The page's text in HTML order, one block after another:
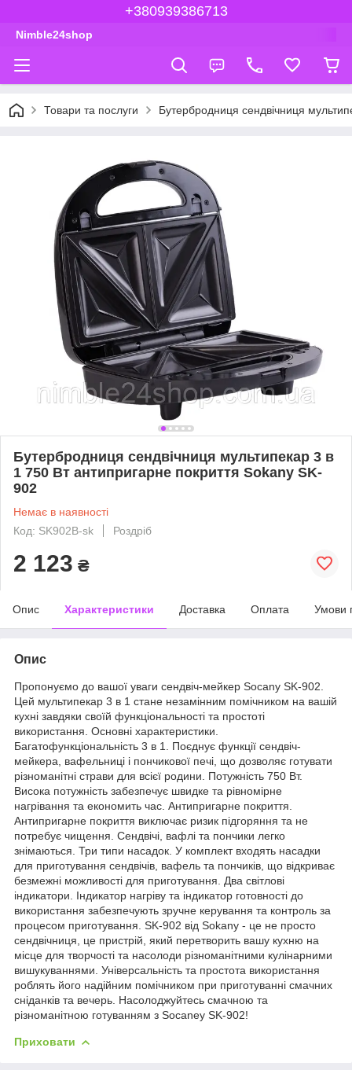
+380939386713
Nimble24shop
Товари та послуги Бутербродниця сендвічниця
Бутербродниця сендвічниця мультипекар 3 в
1 750 Вт антипригарне покриття Sokany SK-
902
Немає в наявності
Код: SK902B-sk
Роздріб
2 123 ₴
Опис Характеристики Доставка Оплата Умови
Опис
Пропонуємо до вашої уваги сендвіч-мейкер Socany SK-902.
Цей мультипекар 3 в 1 стане незамінним помічником на вашій
кухні завдяки своїй функціональності та простоті
використання. Основні характеристики.
Багатофункціональність 3 в 1. Поєднує функції сендвіч-
мейкера, вафельниці і пончикової печі, що дозволяє готувати
різноманітні страви для всієї родини. Потужність 750 Вт.
Висока потужність забезпечує швидке та рівномірне
нагрівання та економить час. Антипригарне покриття.
Антипригарне покриття виключає ризик підгоряння та не
потребує чищення. Сендвічі, вафлі та пончики легко
знімаються. Три типи насадок. У комплект входять насадки
для приготування сендвічів, вафель та пончиків, що відкриває
безмежні можливості для приготування. Два світлові
індикатори. Індикатор нагріву та індикатор готовності до
використання забезпечують зручне керування та контроль за
процесом приготування. SK-902 від Sokany - це не просто
сендвічниця, це пристрій, який перетворить вашу кухню на
місце для творчості та насолоди різноманітними кулінарними
вишукуваннями. Універсальність та простота використання
роблять його надійним помічником при приготуванні смачних
сніданків та вечерь. Насолоджуйтесь смачною та
різноманітною готуванням з Socaney SK-902!
Приховати